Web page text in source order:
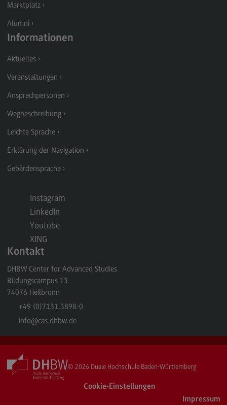
Profil-O-Mat Elektrotechnik und
Informationstechnik
(External link)
Rahmenbedingungen
Modulangebot
Berufsperspektiven
Kontakt
Entrepreneurship
Entrepreneurship
Modulangebot
Berufsperspektiven
Executive Engineering
Executive Engineering
Modulangebot
Besonderheiten und Highlights
Berufsperspektiven
Kontakt
Finance
Modulangebot
Berufsperspektiven
Marktplatz
Alumni
Informationen
Aktuelles
Veranstaltungen
Ansprechpersonen
Wegbeschreibung
Leichte Sprache
Erklärung der Navigation
Gebärdensprache
Instagram
LinkedIn
Youtube
XING
Kontakt
DHBW Center for Advanced Studies
Bildungscampus 13
74076 Heilbronn
+49 (0)7131.3898-0
info@cas.dhbw.de
© 2026 Duale Hochschule Baden-Württemberg
Cookie-Einstellungen
Impressum